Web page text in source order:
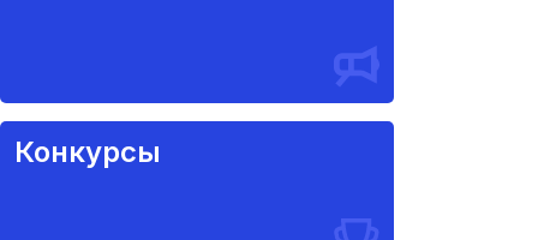
Конкурсы